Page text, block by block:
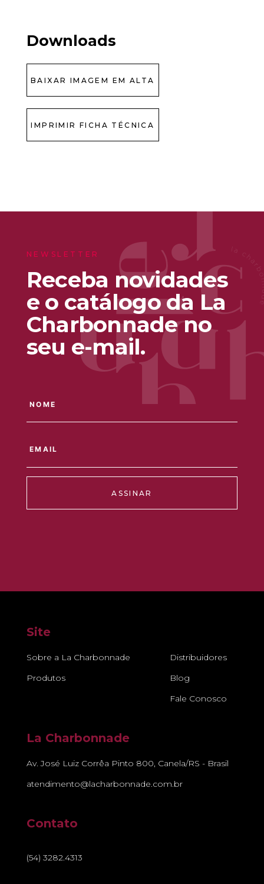
Downloads
BAIXAR IMAGEM EM ALTA
IMPRIMIR FICHA TÉCNICA
NEWSLETTER
Receba novidades
e o catálogo da La
Charbonnade no
seu e-mail.
ASSINAR
Site
Sobre a La Charbonnade
Produtos
Distribuidores
Blog
Fale Conosco
La Charbonnade
Av. José Luiz Corrêa Pinto 800, Canela/RS - Brasil
atendimento@lacharbonnade.com.br
Contato
(54) 3282.4313